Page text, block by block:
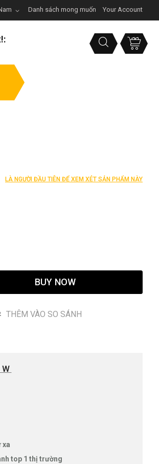
Danh sách mong muốn Your Account
LÀ NGƯỜI ĐẦU TIÊN ĐỂ XEM XÉT SẢN PHẨM NÀY
BUY NOW
THÊM VÀO SO SÁNH
xa
top 1 thị trường